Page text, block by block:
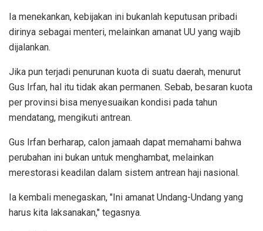
Ia menekankan, kebijakan ini bukanlah keputusan pribadi
dirinya sebagai menteri, melainkan amanat UU yang wajib
dijalankan.
Jika pun terjadi penurunan kuota di suatu daerah, menurut
Gus Irfan, hal itu tidak akan permanen. Sebab, besaran kuota
per provinsi bisa menyesuaikan kondisi pada tahun
mendatang, mengikuti antrean.
Gus Irfan berharap, calon jamaah dapat memahami bahwa
perubahan ini bukan untuk menghambat, melainkan
merestorasi keadilan dalam sistem antrean haji nasional.
Ia kembali menegaskan, "Ini amanat Undang-Undang yang
harus kita laksanakan," tegasnya.